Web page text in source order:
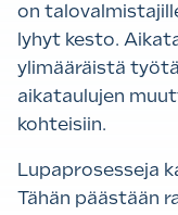
on
lyhyt kesto.
ylimääräistä
aikataulujen
kohteisiin.
Lupaprosesseja
Tähän päästään